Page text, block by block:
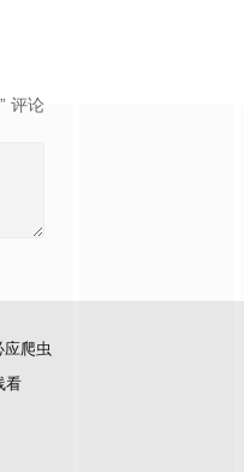
马拉雅山脉寻
福岛，遭遇了一群可爱的小动
评论
应爬虫
看